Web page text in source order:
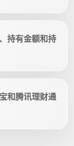
持有金额和持
和腾讯理财通